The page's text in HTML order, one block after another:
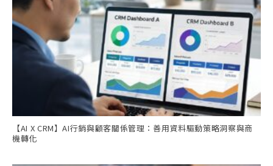
【AI X CRM】AI行銷與顧客關係管理：善用資料驅動策略洞察與商
機轉化